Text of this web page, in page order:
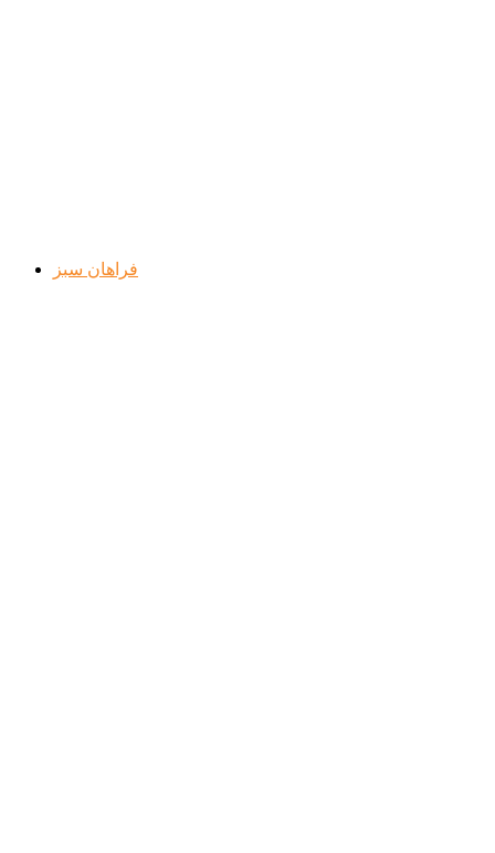
فراهان سبز